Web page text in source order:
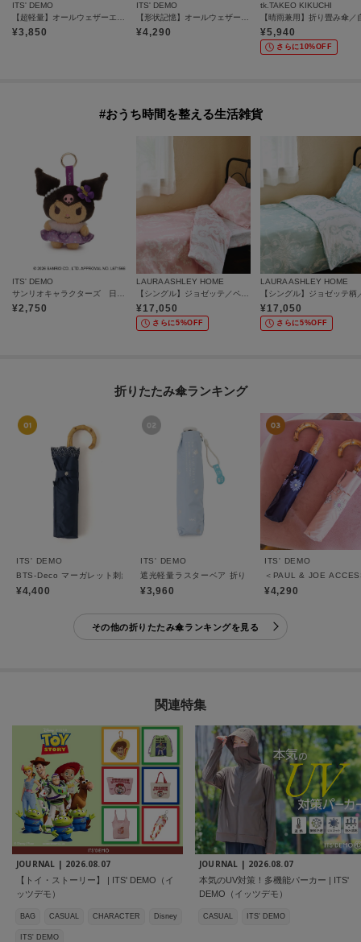
ITS' DEMO
¥3,850
ITS' DEMO
¥4,290
tk.TAKEO KIKUCHI
¥5,940
さらに10%OFF
#おうち時間を整える生活雑貨
ITS' DEMO
¥2,750
LAURA ASHLEY HOME
¥17,050
さらに5%OFF
LAURA ASHLEY HOME
¥17,050
さらに5%OFF
折りたたみ傘ランキング
ITS' DEMO
BTS-Deco マーガレット刺繍 折りたたみ傘 日傘
¥4,400
ITS' DEMO
遮光軽量ラスターベア 折りたたみ傘 日傘
¥3,960
ITS' DEMO
＜PAUL & JOE
¥4,290
その他の折りたたみ傘ランキングを見る
関連特集
JOURNAL | 2026.08.07
【トイ・ストーリー】 | ITS' DEMO（イ
ッツデモ）
BAG CASUAL CHARACTER Disney
ITS' DEMO
JOURNAL | 2026.08.07
本気のUV対策！多機能パーカー | ITS'
DEMO（イッツデモ）
CASUAL ITS' DEMO